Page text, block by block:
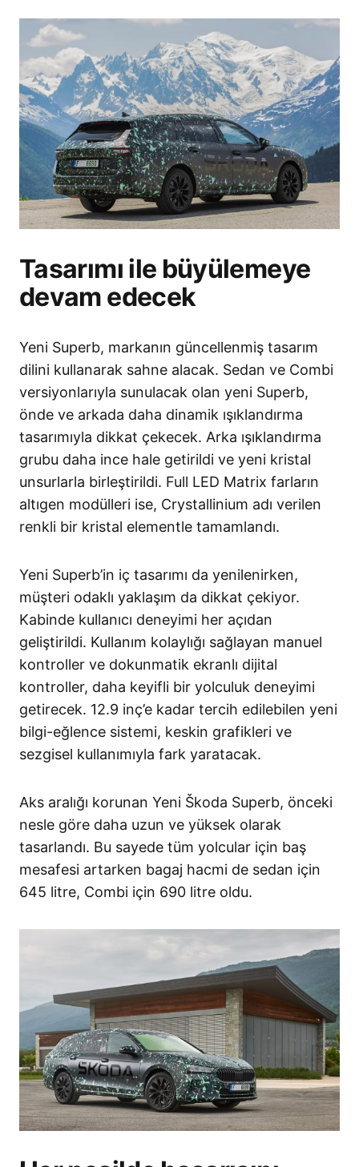
Tasarımı ile büyülemeye
devam edecek
Yeni Superb, markanın güncellenmiş tasarım
dilini kullanarak sahne alacak. Sedan ve Combi
versiyonlarıyla sunulacak olan yeni Superb,
önde ve arkada daha dinamik ışıklandırma
tasarımıyla dikkat çekecek. Arka ışıklandırma
grubu daha ince hale getirildi ve yeni kristal
unsurlarla birleştirildi. Full LED Matrix farların
altıgen modülleri ise, Crystallinium adı verilen
renkli bir kristal elementle tamamlandı.
Yeni Superb’in iç tasarımı da yenilenirken,
müşteri odaklı yaklaşım da dikkat çekiyor.
Kabinde kullanıcı deneyimi her açıdan
geliştirildi. Kullanım kolaylığı sağlayan manuel
kontroller ve dokunmatik ekranlı dijital
kontroller, daha keyifli bir yolculuk deneyimi
getirecek. 12.9 inç’e kadar tercih edilebilen yeni
bilgi-eğlence sistemi, keskin grafikleri ve
sezgisel kullanımıyla fark yaratacak.
Aks aralığı korunan Yeni Škoda Superb, önceki
nesle göre daha uzun ve yüksek olarak
tasarlandı. Bu sayede tüm yolcular için baş
mesafesi artarken bagaj hacmi de sedan için
645 litre, Combi için 690 litre oldu.